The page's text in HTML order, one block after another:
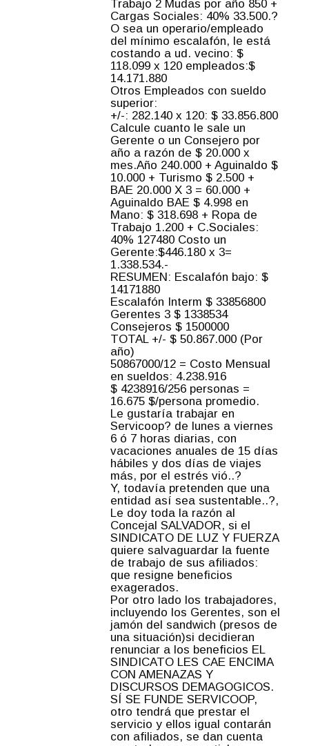
Trabajo 2 Mudas por año 850 +
Cargas Sociales: 40% 33.500.?
O sea un operario/empleado
del mínimo escalafón, le está
costando a ud. vecino: $
118.099 x 120 empleados:$
14.171.880
Otros Empleados con sueldo
superior:
+/-: 282.140 x 120: $ 33.856.800
Calcule cuanto le sale un
Gerente o un Consejero por
año a razón de $ 20.000 x
mes.Año 240.000 + Aguinaldo $
10.000 + Turismo $ 2.500 +
BAE 20.000 X 3 = 60.000 +
Aguinaldo BAE $ 4.998 en
Mano: $ 318.698 + Ropa de
Trabajo 1.200 + C.Sociales:
40% 127480 Costo un
Gerente:$446.180 x 3=
1.338.534.-
RESUMEN: Escalafón bajo: $
14171880
Escalafón Interm $ 33856800
Gerentes 3 $ 1338534
Consejeros $ 1500000
TOTAL +/- $ 50.867.000 (Por
año)
50867000/12 = Costo Mensual
en sueldos: 4.238.916
$ 4238916/256 personas =
16.675 $/persona promedio.
Le gustaría trabajar en
Servicoop? de lunes a viernes
6 ó 7 horas diarias, con
vacaciones anuales de 15 días
hábiles y dos días de viajes
más, por el estrés vió..?
Y, todavía pretenden que una
entidad así sea sustentable..?,
Le doy toda la razón al
Concejal SALVADOR, si el
SINDICATO DE LUZ Y FUERZA
quiere salvaguardar la fuente
de trabajo de sus afiliados:
que resigne beneficios
exagerados.
Por otro lado los trabajadores,
incluyendo los Gerentes, son el
jamón del sandwich (presos de
una situación)si decidieran
renunciar a los beneficios EL
SINDICATO LES CAE ENCIMA
CON AMENAZAS Y
DISCURSOS DEMAGOGICOS.
SÍ SE FUNDE SERVICOOP,
otro tendrá que prestar el
servicio y ellos igual contarán
con afiliados, se dan cuenta